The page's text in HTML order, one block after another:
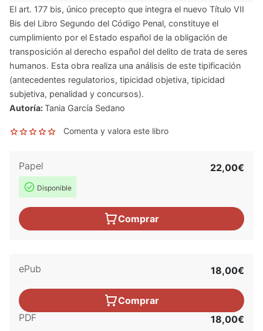
El art. 177 bis, único precepto que integra el nuevo Título VII
Bis del Libro Segundo del Código Penal, constituye el
cumplimiento por el Estado español de la obligación de
transposición al derecho español del delito de trata de seres
humanos. Esta obra realiza una análisis de este tipificación
(antecedentes regulatorios, tipicidad objetiva, tipicidad
subjetiva, penalidad y concursos).
Autoría:Tania García Sedano
Comenta y valora este libro
Papel
Disponible
22,00€
Comprar
ePub 18,00€
Comprar
PDF
18,00€